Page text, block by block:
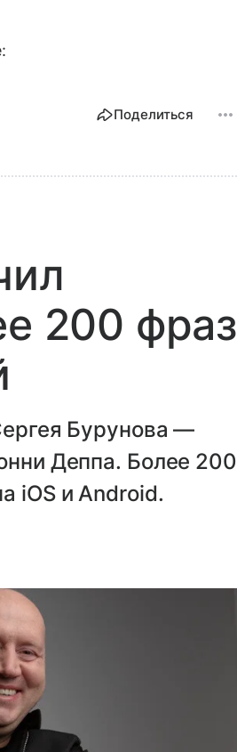
Поделиться
200 фраз
Бурунова —
Деппа. Более 200
iOS и Android.